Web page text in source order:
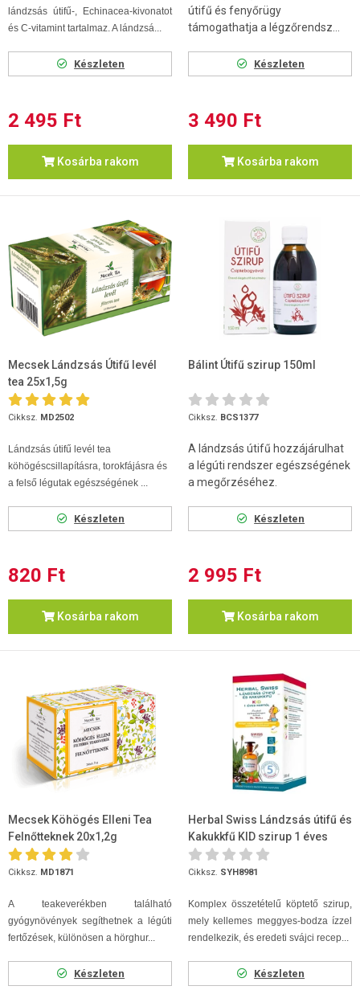
lándzsás útifű-, Echinacea-kivonatot
és C-vitamint tartalmaz. A lándzsá...
Készleten
2 495 Ft
Kosárba rakom
útifű és fenyőrügy
támogathatja a légzőrendsz...
Készleten
3 490 Ft
Kosárba rakom
Mecsek Lándzsás Útifű levél
tea 25x1,5g
Cikksz. MD2502
Lándzsás útifű levél tea
köhögéscsillapításra, torokfájásra és
a felső légutak egészségének ...
Készleten
820 Ft
Kosárba rakom
Bálint Útifű szirup 150ml
Cikksz. BCS1377
A lándzsás útifű hozzájárulhat
a légúti rendszer egészségének
a megőrzéséhez.
Készleten
2 995 Ft
Kosárba rakom
Mecsek Köhögés Elleni Tea
Felnőtteknek 20x1,2g
Cikksz. MD1871
A teakeverékben található
gyógynövények segíthetnek a légúti
fertőzések, különösen a hörghur...
Készleten
Herbal Swiss Lándzsás útifű és
Kakukkfű KID szirup 1 éves
kortól 300 ml
Cikksz. SYH8981
Komplex összetételű köptető szirup,
mely kellemes meggyes-bodza ízzel
rendelkezik, és eredeti svájci recep...
Készleten